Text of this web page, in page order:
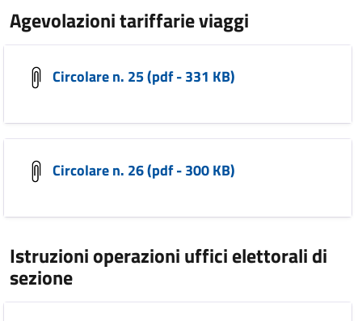
Agevolazioni tariffarie viaggi
Circolare n. 25 (pdf - 331 KB)
Circolare n. 26 (pdf - 300 KB)
Istruzioni operazioni uffici elettorali di
sezione